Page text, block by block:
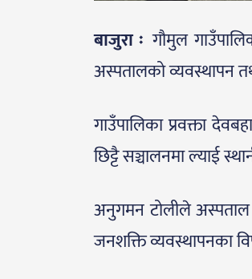
बाजुरा ःगौमुल
अस्पतालको व्यवस्थापन
गाउँपालिका प्रवक्ता
छिट्टै सञ्चालनमा ल्याई
अनुगमन टोलीले अस्पताल
जनशक्ति व्यवस्थापनका